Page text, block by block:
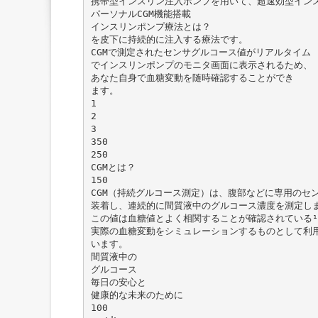
パーソナルCGM機能搭載
インスリンポンプ療法とは？
を皮下に持続的に注入する療法です。
CGMで測定されたセンサグルコース値がリアルタイム
でインスリンポンプのモニタ画面に表示されるため、
あなた自身で血糖変動を随時確認することができ
ます。
1
2
3
350
250
CGMとは？
150
CGM（持続グルコース測定）は、腹部などに専用のセ
装着し、連続的に間質液中のグルコース濃度を測定し
この値は血糖値とよく相関することが確認されている¹
実際の血糖変動をシミュレーションするものとして利
います。
間質液中の
グルコース
毎日の安心と
健康的な未来のために
100